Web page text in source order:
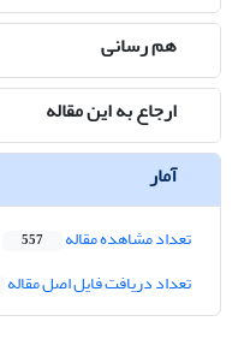
هم رسانی
ارجاع به این مقاله
آمار
تعداد مشاهده مقاله 557
تعداد دریافت فایل اصل مقاله